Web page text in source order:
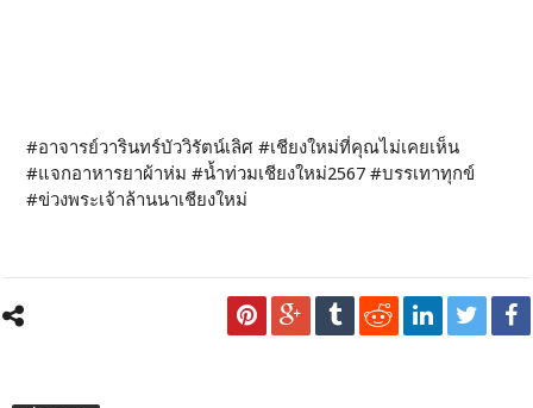
#อาจารย์วารินทร์บัววิรัตน์เลิศ #เชียงใหม่ที่คุณไม่เคยเห็น
#แจกอาหารยาผ้าห่ม #น้ำท่วมเชียงใหม่2567 #บรรเทาทุกข์
#ข่วงพระเจ้าล้านนาเชียงใหม่